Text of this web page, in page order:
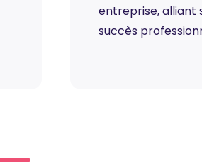
entreprise, alliant
succès